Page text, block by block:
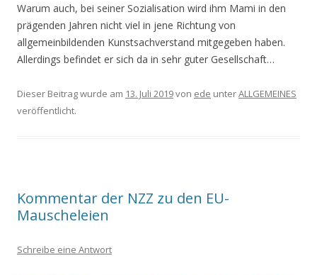
Warum auch, bei seiner Sozialisation wird ihm Mami in den
prägenden Jahren nicht viel in jene Richtung von
allgemeinbildenden Kunstsachverstand mitgegeben haben.
Allerdings befindet er sich da in sehr guter Gesellschaft…
Dieser Beitrag wurde am 13. Juli 2019von ede unterALLGEMEINES
veröffentlicht.
Kommentar der NZZ zu den EU-
Mauscheleien
Schreibe eine Antwort